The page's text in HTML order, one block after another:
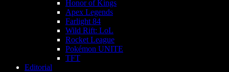
Honor of Kings
Apex Legends
Farlight 84
Wild Rift: LoL
Rocket League
Pokémon UNITE
TFT
Editorial